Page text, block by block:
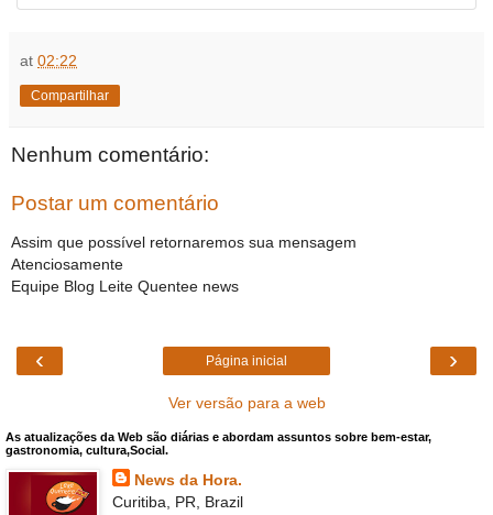
at 02:22
Compartilhar
Nenhum comentário:
Postar um comentário
Assim que possível retornaremos sua mensagem
Atenciosamente
Equipe Blog Leite Quentee news
‹ ›
Página inicial
Ver versão para a web
As atualizações da Web são diárias e abordam assuntos sobre bem-estar,
gastronomia, cultura,Social.
News da Hora.
Curitiba, PR, Brazil